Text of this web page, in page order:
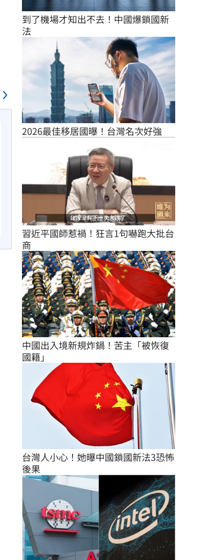
到了機場才知出不去！中國爆鎖國新
法
2026最佳移居國曝！台灣名次好強
習近平國師惹禍！狂言1句嚇跑大批台
商
中國出入境新規炸鍋！苦主「被恢復
國籍」
台灣人小心！她曝中國鎖國新法3恐怖
後果